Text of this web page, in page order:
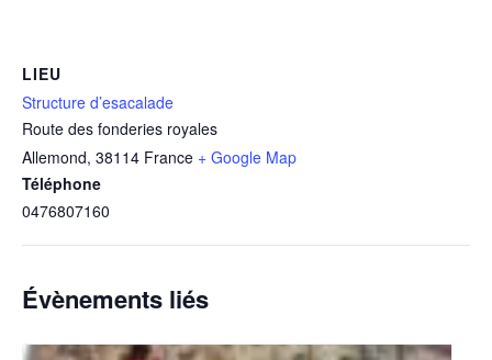
LIEU
Structure d’esacalade
Route des fonderies royales
Allemond, 38114 France + Google Map
Téléphone
0476807160
Évènements liés